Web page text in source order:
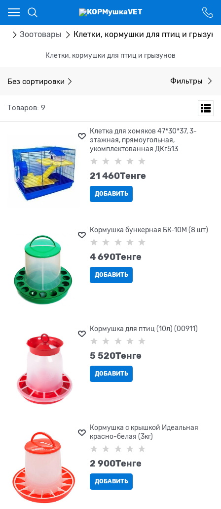
Зоотовары Клетки, кормушки для птиц и
Клетки, кормушки для птиц и грызунов
Без сортировки Фильтры
Товаров: 9
Клетка для хомяков 47*30*37, 3-
этажная, прямоугольная,
укомплектованная ДКг513
21 460Tенге
ДОБАВИТЬ
Кормушка бункерная БК-10М (8 шт)
4 690Tенге
ДОБАВИТЬ
Кормушка для птиц (10л) (00911)
5 520Tенге
ДОБАВИТЬ
Кормушка с крышкой Идеальная
красно-белая (3кг)
2 900Tенге
ДОБАВИТЬ
Ваш город - Костанай,
угадали?